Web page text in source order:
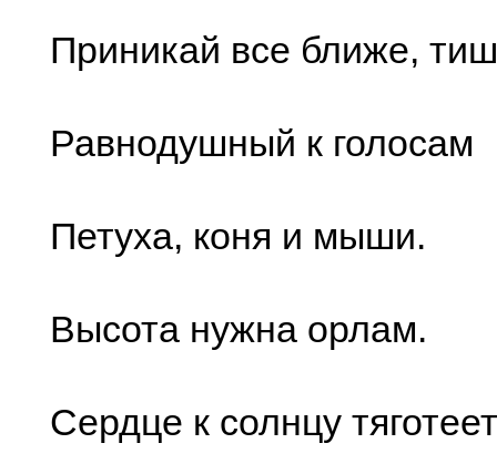
Приникай все ближе,
Равнодушный к голосам
Петуха, коня и мыши.
Высота нужна орлам.
Сердце к солнцу